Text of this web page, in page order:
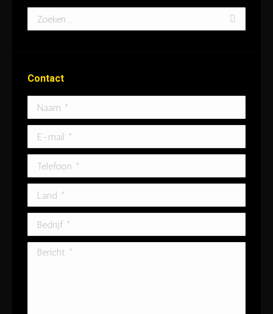
Search:
Contact
Naam *
E-mail *
Telefoon *
Land *
Bedrijf *
Bericht *